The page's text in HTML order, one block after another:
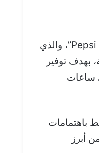
بالتزامن مع إطلاق الحملة، كشفت بيبسي عن منتجها الجديد “Pepsi Night Edition”، والذي
بهدف توفير
ساعات
باهتمامات
أبرز